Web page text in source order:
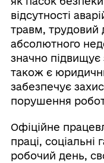
відсутності
травм, трудовий
абсолютного
значно підвищує
також є
забезпечує
порушення
Офіційне
праці, соціальні
робочий день,